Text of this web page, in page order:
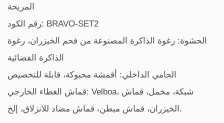
المريحة
رقم الكود: BRAVO-SET2
الحشوة: رغوة الذاكرة المصنوعة من فحم الخيزران، رغوة
الذاكرة الفضائية
الحامي الداخلي: أقمشة محبوكة، قابلة للتخصيص
قماش الغطاء الخارجي: Velboa، شبكة، مخمل، قماش
الخيزران، قماش مبطن، قماش مضاد للانزلاق، إلخ.